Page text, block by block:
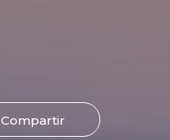
Compartir